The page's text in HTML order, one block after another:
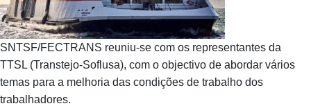
SNTSF/FECTRANS reuniu-se com os representantes da
TTSL (Transtejo-Soflusa), com o objectivo de abordar vários
temas para a melhoria das condições de trabalho dos
trabalhadores.